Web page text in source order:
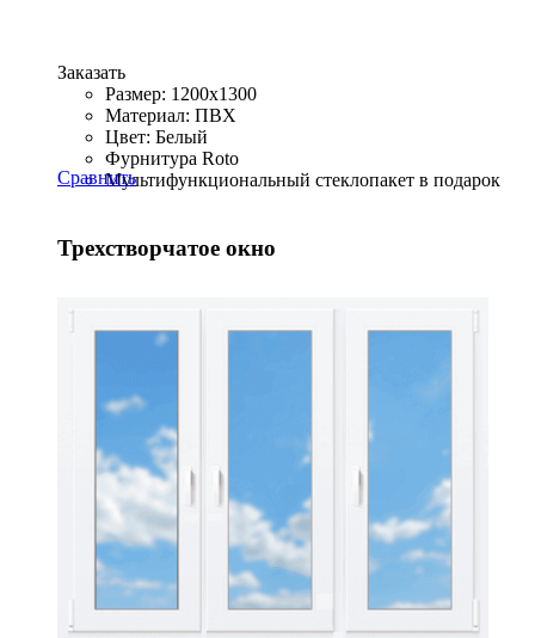
Заказать
Размер: 1200x1300
Материал: ПВХ
Цвет: Белый
Фурнитура Roto
Мультифункциональный стеклопакет в подарок
Сравнить
Трехстворчатое окно